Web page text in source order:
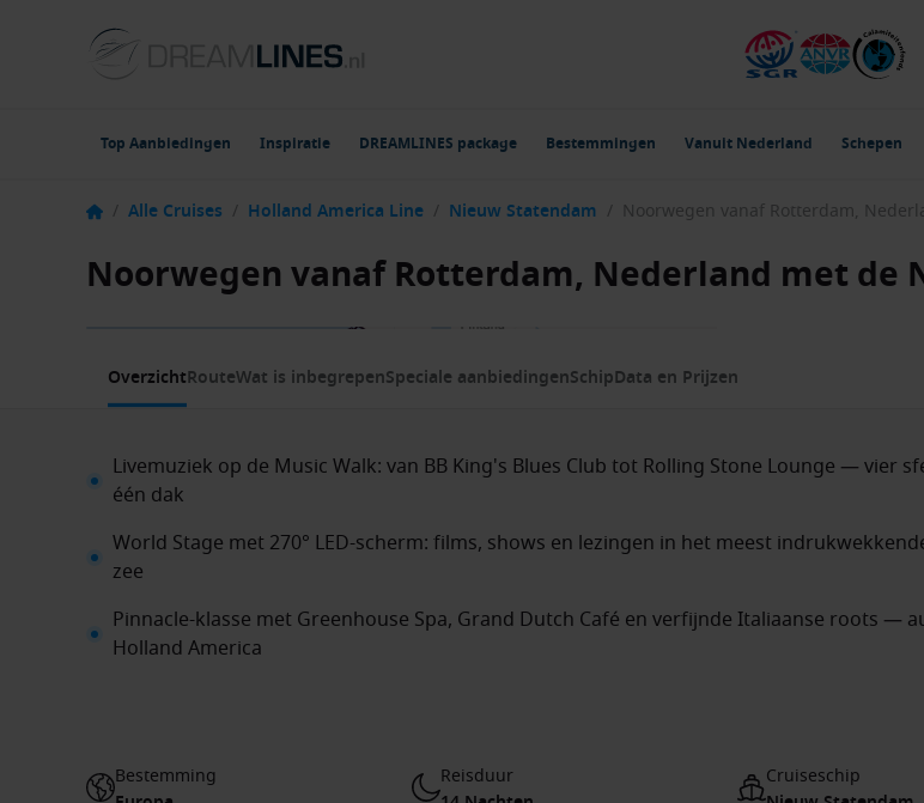
Top Aanbiedingen Inspiratie DREAMLINES package Bestemmingen Vanuit Nederland Schepen
/ Alle Cruises / Holland America Line / Nieuw Statendam /
Noorwegen vanaf Rotterdam, Nederland met de
1 / 14
OverzichtRouteWat is inbegrepenSpeciale aanbiedingenSchipData en Prijzen
Livemuziek op de Music Walk: van BB King's Blues Club tot Rolling Stone Lounge — vier
één dak
World Stage met 270° LED-scherm: films, shows en lezingen in het meest
zee
Pinnacle-klasse met Greenhouse Spa, Grand Dutch Café en verfijnde Italiaanse roots —
Holland America
Bestemming
Reisduur
Cruiseschip